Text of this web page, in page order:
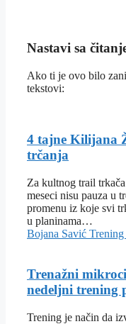
Nastavi sa
Ako ti je ovo bilo
tekstovi:
4 tajne Kilijana
trčanja
Za kultnog trail
meseci nisu pauza u
promenu iz koje svi
u planinama…
Bojana Savić Trening
Trenažni
nedeljni trening
Trening je način da